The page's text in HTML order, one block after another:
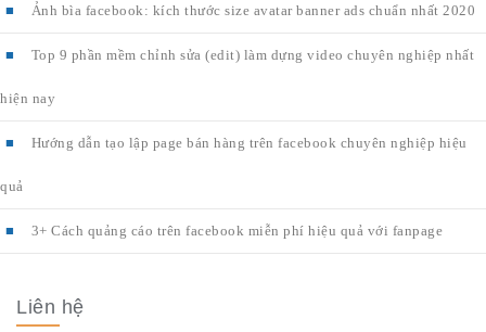
Ảnh bìa facebook: kích thước size avatar banner ads chuẩn nhất 2020
Top 9 phần mềm chỉnh sửa (edit) làm dựng video chuyên nghiệp nhất
hiện nay
Hướng dẫn tạo lập page bán hàng trên facebook chuyên nghiệp hiệu
quả
3+ Cách quảng cáo trên facebook miễn phí hiệu quả với fanpage
Liên hệ